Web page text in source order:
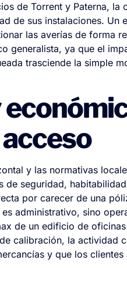
de Torrent y Paterna, la
de sus instalaciones. Un
las averías de forma
generalista, ya que el
trasciende la simple
y las normativas
de seguridad,
por carecer de una
administrativo, sino
de un edificio de
calibración, la actividad
y que los clientes